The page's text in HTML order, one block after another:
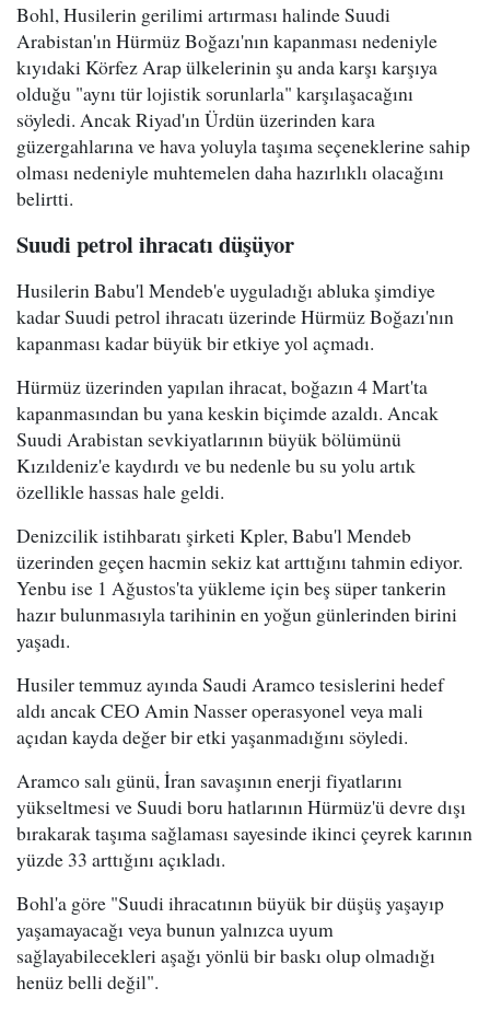
Bohl, Husilerin gerilimi artırması halinde Suudi
Arabistan'ın Hürmüz Boğazı'nın kapanması nedeniyle
kıyıdaki Körfez Arap ülkelerinin şu anda karşı karşıya
olduğu "aynı tür lojistik sorunlarla" karşılaşacağını
söyledi. Ancak Riyad'ın Ürdün üzerinden kara
güzergahlarına ve hava yoluyla taşıma seçeneklerine sahip
olması nedeniyle muhtemelen daha hazırlıklı olacağını
belirtti.
Suudi petrol ihracatı düşüyor
Husilerin Babu'l Mendeb'e uyguladığı abluka şimdiye
kadar Suudi petrol ihracatı üzerinde Hürmüz Boğazı'nın
kapanması kadar büyük bir etkiye yol açmadı.
Hürmüz üzerinden yapılan ihracat, boğazın 4 Mart'ta
kapanmasından bu yana keskin biçimde azaldı. Ancak
Suudi Arabistan sevkiyatlarının büyük bölümünü
Kızıldeniz'e kaydırdı ve bu nedenle bu su yolu artık
özellikle hassas hale geldi.
Denizcilik istihbaratı şirketi Kpler, Babu'l Mendeb
üzerinden geçen hacmin sekiz kat arttığını tahmin ediyor.
Yenbu ise 1 Ağustos'ta yükleme için beş süper tankerin
hazır bulunmasıyla tarihinin en yoğun günlerinden birini
yaşadı.
Husiler temmuz ayında Saudi Aramco tesislerini hedef
aldı ancak CEO Amin Nasser operasyonel veya mali
açıdan kayda değer bir etki yaşanmadığını söyledi.
Aramco salı günü, İran savaşının enerji fiyatlarını
yükseltmesi ve Suudi boru hatlarının Hürmüz'ü devre dışı
bırakarak taşıma sağlaması sayesinde ikinci çeyrek karının
yüzde 33 arttığını açıkladı.
Bohl'a göre "Suudi ihracatının büyük bir düşüş yaşayıp
yaşamayacağı veya bunun yalnızca uyum
sağlayabilecekleri aşağı yönlü bir baskı olup olmadığı
henüz belli değil".